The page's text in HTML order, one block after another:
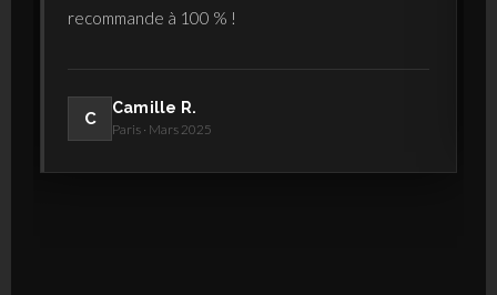
recommande à 100 % !
C
Camille R.
Paris · Mars 2025